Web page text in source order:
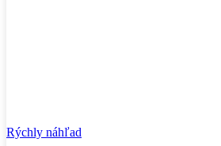
Rýchly náhľad